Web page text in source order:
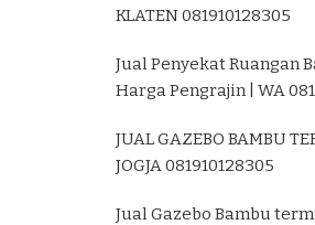
KLATEN 081910128305
Jual Penyekat Ruangan
Harga Pengrajin | WA
JUAL GAZEBO BAMBU
JOGJA 081910128305
Jual Gazebo Bambu